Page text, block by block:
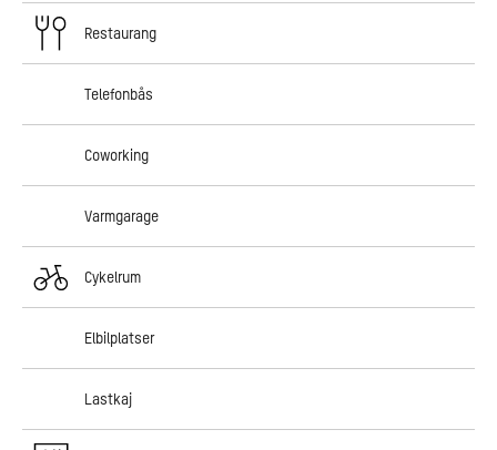
Restaurang
Telefonbås
Coworking
Varmgarage
Cykelrum
Elbilplatser
Lastkaj